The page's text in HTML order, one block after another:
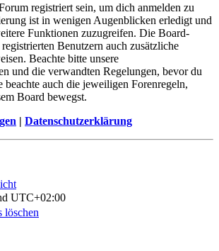
registriert sein, um dich anmelden zu
ist in wenigen Augenblicken erledigt und
Funktionen zuzugreifen. Die Board-
Benutzern auch zusätzliche
Beachte bitte unsere
und die verwandten Regelungen, bevor du
beachte auch die jeweiligen Forenregeln,
Board bewegst.
| Datenschutzerklärung
UTC+02:00
löschen